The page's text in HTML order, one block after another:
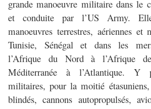
grande manoeuvre militaire dans le
et conduite par l’US Army.
manoeuvres terrestres, aériennes et
Tunisie, Sénégal et dans les
l’Afrique du Nord à l’Afrique
Méditerranée à l’Atlantique. Y
militaires, pour la moitié
blindés, cannons autopropulsés,